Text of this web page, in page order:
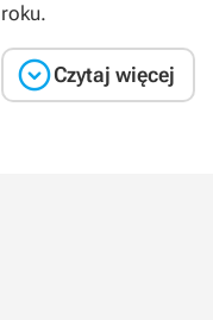
roku.
Czytaj więcej